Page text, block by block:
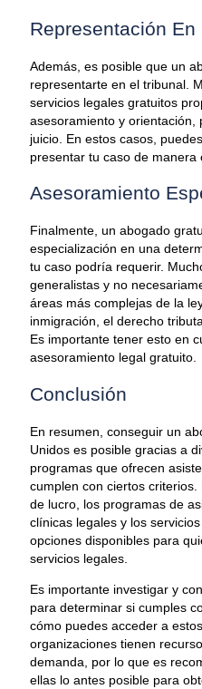
Representación En
Además, es posible que un
representarte en el tribunal.
servicios legales gratuitos
asesoramiento y orientación,
juicio. En estos casos,
presentar tu caso de manera
Asesoramiento
Finalmente, un abogado
especialización en una
tu caso podría requerir.
generalistas y no
áreas más complejas de la
inmigración, el derecho
Es importante tener esto en
asesoramiento legal gratuito.
Conclusión
En resumen, conseguir un
Unidos es posible gracias a
programas que ofrecen
cumplen con ciertos
de lucro, los programas de
clínicas legales y los
opciones disponibles para
servicios legales.
Es importante investigar y
para determinar si cumples
cómo puedes acceder a
organizaciones tienen
demanda, por lo que es
ellas lo antes posible para